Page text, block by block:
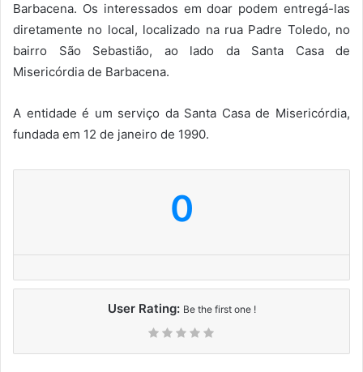
Barbacena. Os interessados em doar podem entregá-las
diretamente no local, localizado na rua Padre Toledo, no
bairro São Sebastião, ao lado da Santa Casa de
Misericórdia de Barbacena.
A entidade é um serviço da Santa Casa de Misericórdia,
fundada em 12 de janeiro de 1990.
0
User Rating: Be the first one !